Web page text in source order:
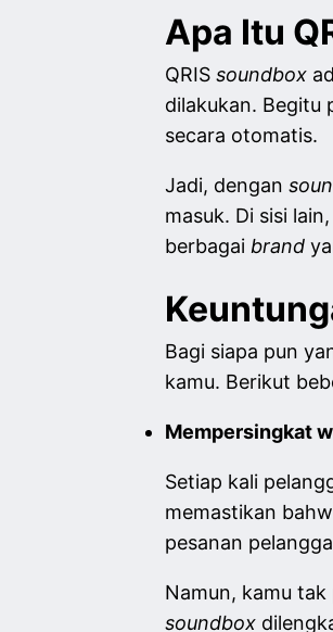
Apa Itu
QRIS soundbox
dilakukan. Begitu
secara otomatis.
Jadi, dengan
masuk. Di sisi
berbagai brand
Bagi siapa pun
kamu. Berikut
Mempersingkat
Setiap kali
memastikan
pesanan
Namun, kamu
soundbox